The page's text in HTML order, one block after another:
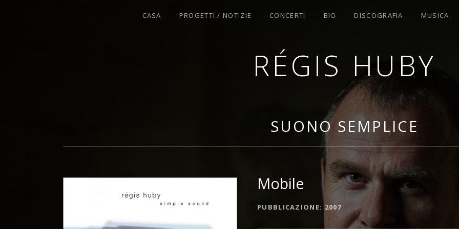
RÉGIS HUBY
CASA PROGETTI / NOTIZIE CONCERTI BIO DISCOGRAFIA MUSICA
SUONO SEMPLICE
Mobile
DETTAGLI DELL'ALBUM
PUBBLICAZIONE 2007